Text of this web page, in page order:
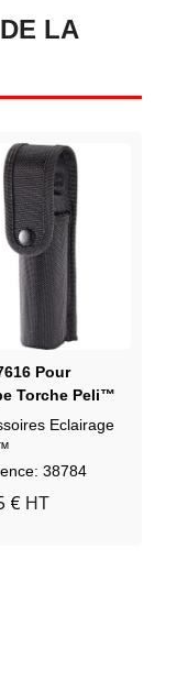
LA
Pour
Torche Peli™
Eclairage
38784
€ HT